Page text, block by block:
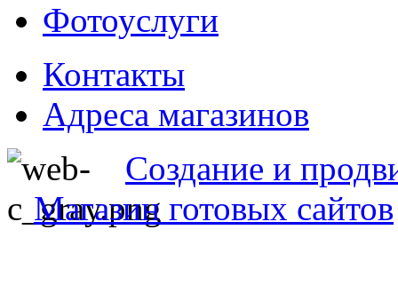
Фотоуслуги
Контакты
Адреса магазинов
Создание и
Магазин готовых сайтов